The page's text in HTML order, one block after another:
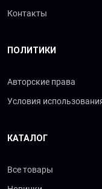
Контакты
ПОЛИТИКИ
Авторские права
Условия
КАТАЛОГ
Все товары